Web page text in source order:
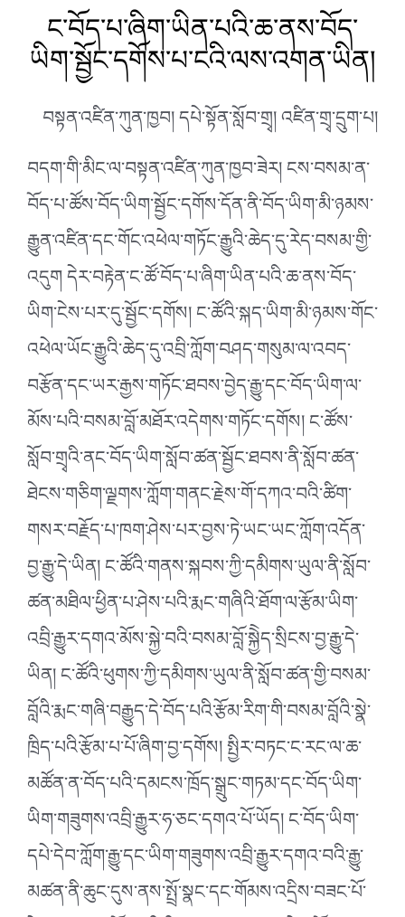
ང་བོད་པ་ཞིག་ཡིན་པའི་ཆ་ནས་བོད་
ཡིག་སྦྱོང་དགོས་པ་ངའི་ལས་འགན་ཡིན།
བསྟན་འཛིན་ཀུན་ཁྱབ། དཔེ་སྟོན་སློབ་གྲྭ། འཛིན་གྲྭ་དྲུག་པ།
བདག་གི་མིང་ལ་བསྟན་འཛིན་ཀུན་ཁྱབ་ཟེར། ངས་བསམ་ན་
བོད་པ་ཚོས་བོད་ཡིག་སྦྱོང་དགོས་དོན་ནི་བོད་ཡིག་མི་ཉམས་
རྒྱུན་འཛིན་དང་གོང་འཕེལ་གཏོང་རྒྱུའི་ཆེད་དུ་རེད་བསམ་གྱི་
འདུག དེར་བརྟེན་ང་ཚོ་བོད་པ་ཞིག་ཡིན་པའི་ཆ་ནས་བོད་
ཡིག་ངེས་པར་དུ་སྦྱོང་དགོས། ང་ཚོའི་སྐད་ཡིག་མི་ཉམས་གོང་
འཕེལ་ཡོང་རྒྱུའི་ཆེད་དུ་འབྲི་ཀློག་བཤད་གསུམ་ལ་འབད་
བརྩོན་དང་ཡར་རྒྱས་གཏོང་ཐབས་བྱེད་རྒྱུ་དང་བོད་ཡིག་ལ་
མོས་པའི་བསམ་བློ་མཐོར་འདེགས་གཏོང་དགོས། ང་ཚོས་
སློབ་གྲྭའི་ནང་བོད་ཡིག་སློབ་ཚན་སྦྱོང་ཐབས་ནི་སློབ་ཚན་
ཐེངས་གཅིག་ལྗགས་ཀློག་གནང་རྗེས་གོ་དཀའ་བའི་ཚིག་
གསར་བརྗོད་པ་ཁག་ཤེས་པར་བྱས་ཏེ་ཡང་ཡང་ཀློག་འདོན་
བྱ་རྒྱུ་དེ་ཡིན། ང་ཚོའི་གནས་སྐབས་ཀྱི་དམིགས་ཡུལ་ནི་སློབ་
ཚན་མཐིལ་ཕྱིན་པ་ཤེས་པའི་རྨང་གཞིའི་ཐོག་ལ་རྩོམ་ཡིག་
འབྲི་རྒྱུར་དགའ་མོས་སྐྱེ་བའི་བསམ་བློ་སྐྱེེད་སྲིངས་བྱ་རྒྱུ་དེ་
ཡིན། ང་ཚོའི་ཕུགས་ཀྱི་དམིགས་ཡུལ་ནི་སློབ་ཚན་གྱི་བསམ་
བློའི་རྨང་གཞི་བརྒྱུད་དེ་བོད་པའི་རྩོམ་རིག་གི་བསམ་བློའི་སྣེ་
ཁྲིད་པའི་རྩོམ་པ་པོ་ཞིག་བྱ་དགོས། སྤྱིར་བཏང་ང་རང་ལ་ཆ་
མཚོན་ན་བོད་པའི་དམངས་ཁྲོད་སྒྲུང་གཏམ་དང་བོད་ཡིག་
ཡིག་གཟུགས་འབྲི་རྒྱུར་ཧ་ཅང་དགའ་པོ་ཡོད། ང་བོད་ཡིག་
དཔེ་དེབ་ཀློག་རྒྱུ་དང་ཡིག་གཟུགས་འབྲི་རྒྱུར་དགའ་བའི་རྒྱུ་
མཚན་ནི་ཆུང་དུས་ནས་སྤྲོ་སྣང་དང་གོམས་འདྲིས་བཟང་པོ་